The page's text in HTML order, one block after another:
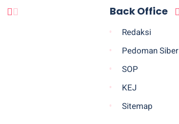
Back Office
Redaksi
Pedoman Siber
SOP
KEJ
Sitemap